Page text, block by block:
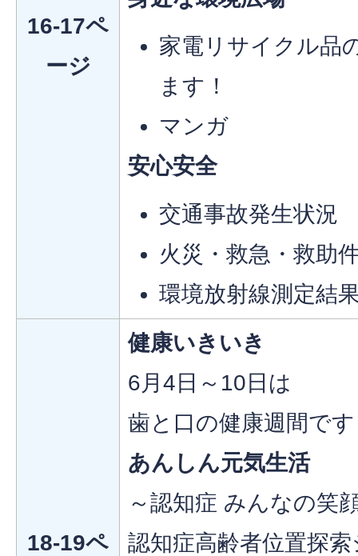
16-17ペ
ージ
家電リサイクル品
ます！
マンガ
安心安全
交通事故発生状況
火災・救急・救助
環境放射線測定結
18-19ペ
健康いきいき
6月4日～10日は
歯と口の健康週間です
あんしん元気生活
～認知症 みんなの笑
認知症高齢者位置探